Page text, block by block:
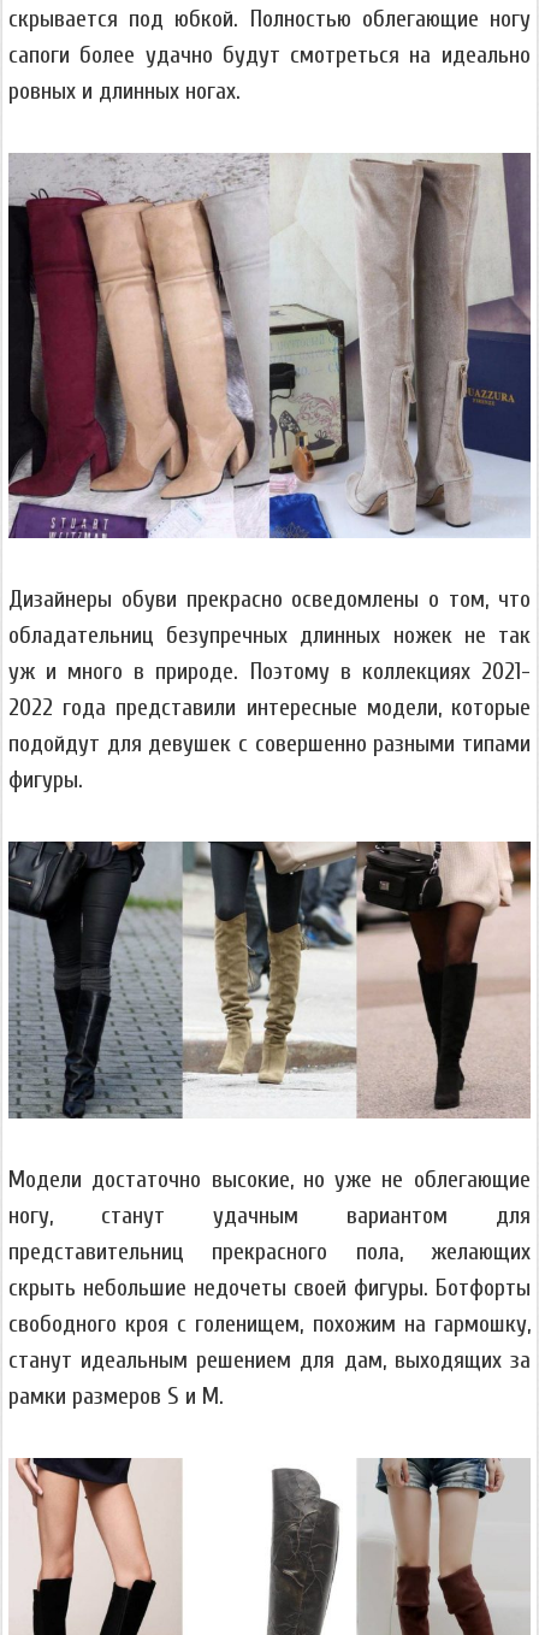
скрывается под юбкой. Полностью облегающие ногу
сапоги более удачно будут смотреться на идеально
ровных и длинных ногах.
Дизайнеры обуви прекрасно осведомлены о том, что
обладательниц безупречных длинных ножек не так
уж и много в природе. Поэтому в коллекциях 2021-
2022 года представили интересные модели, которые
подойдут для девушек с совершенно разными типами
фигуры.
Модели достаточно высокие, но уже не облегающие
ногу, станут удачным вариантом для
представительниц прекрасного пола, желающих
скрыть небольшие недочеты своей фигуры. Ботфорты
свободного кроя с голенищем, похожим на гармошку,
станут идеальным решением для дам, выходящих за
рамки размеров S и M.